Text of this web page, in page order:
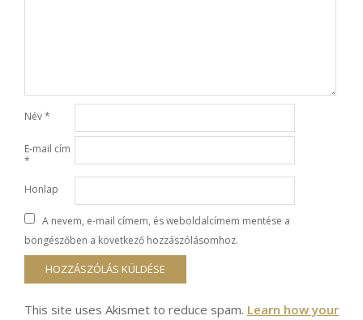
Név*
E-mail cím
*
Honlap
A nevem, e-mail címem, és weboldalcímem mentése a
böngészőben a következő hozzászólásomhoz.
This site uses Akismet to reduce spam. Learn how your